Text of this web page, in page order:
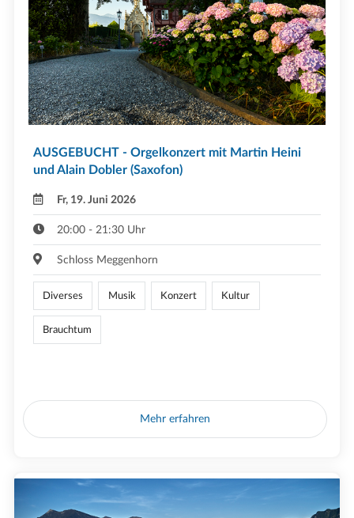
AUSGEBUCHT - Orgelkonzert mit Martin Heini
und Alain Dobler (Saxofon)
Fr, 19. Juni 2026
20:00 - 21:30 Uhr
Schloss Meggenhorn
Diverses Musik Konzert Kultur
Brauchtum
Mehr erfahren